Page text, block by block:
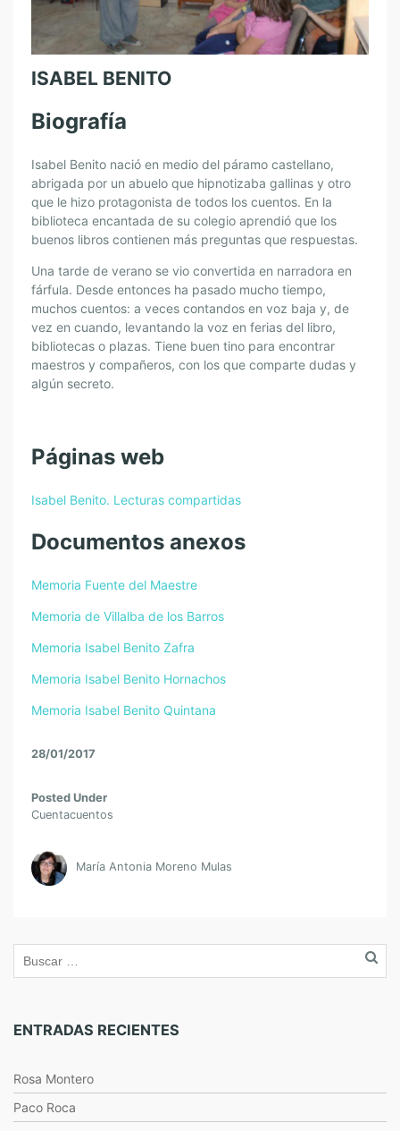
ISABEL BENITO
Biografía
Isabel Benito nació en medio del páramo castellano,
abrigada por un abuelo que hipnotizaba gallinas y otro
que le hizo protagonista de todos los cuentos. En la
biblioteca encantada de su colegio aprendió que los
buenos libros contienen más preguntas que respuestas.
Una tarde de verano se vio convertida en narradora en
fárfula. Desde entonces ha pasado mucho tiempo,
muchos cuentos: a veces contandos en voz baja y, de
vez en cuando, levantando la voz en ferias del libro,
bibliotecas o plazas. Tiene buen tino para encontrar
maestros y compañeros, con los que comparte dudas y
algún secreto.
Páginas web
Isabel Benito. Lecturas compartidas
Documentos anexos
Memoria Fuente del Maestre
Memoria de Villalba de los Barros
Memoria Isabel Benito Zafra
Memoria Isabel Benito Hornachos
Memoria Isabel Benito Quintana
28/01/2017
Posted Under
Cuentacuentos
María Antonia Moreno Mulas
ENTRADAS RECIENTES
Rosa Montero
Paco Roca